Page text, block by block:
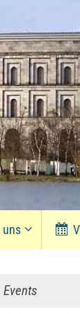
uns
Events